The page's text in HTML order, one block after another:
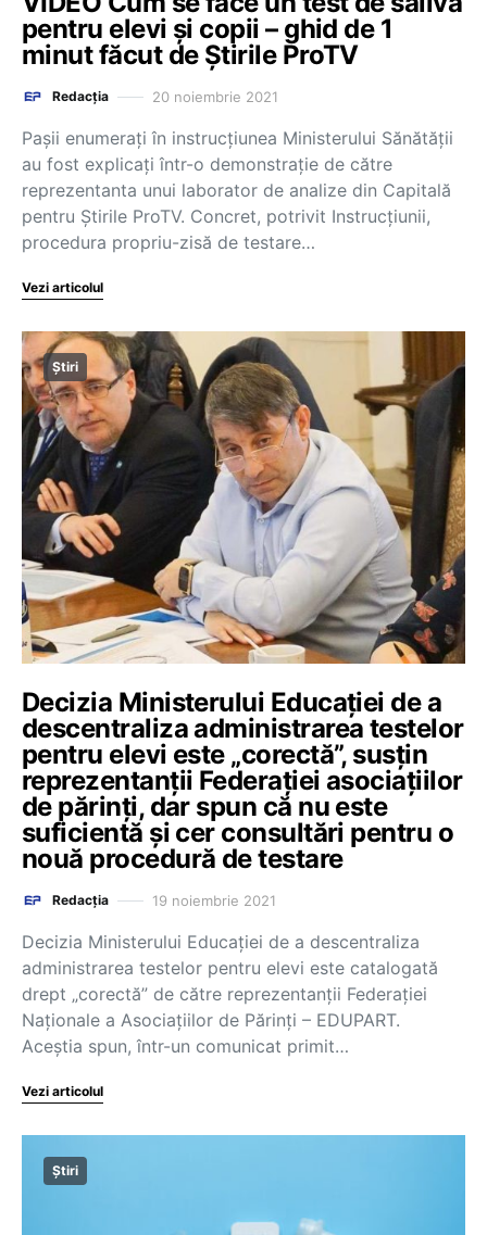
pentru elevi și copii – ghid de 1
minut făcut de Știrile ProTV
Redacția 20 noiembrie 2021
Pașii enumerați în instrucțiunea Ministerului Sănătății
au fost explicați într-o demonstrație de către
reprezentanta unui laborator de analize din Capitală
pentru Știrile ProTV. Concret, potrivit Instrucțiunii,
procedura propriu-zisă de testare…
Vezi articolul
Știri
Decizia Ministerului Educației de a
descentraliza administrarea testelor
pentru elevi este „corectă”, susțin
reprezentanții Federației asociațiilor
de părinți, dar spun că nu este
suficientă și cer consultări pentru o
nouă procedură de testare
Redacția 19 noiembrie 2021
Decizia Ministerului Educației de a descentraliza
administrarea testelor pentru elevi este catalogată
drept „corectă” de către reprezentanții Federației
Naționale a Asociațiilor de Părinți – EDUPART.
Aceștia spun, într-un comunicat primit…
Vezi articolul
Știri